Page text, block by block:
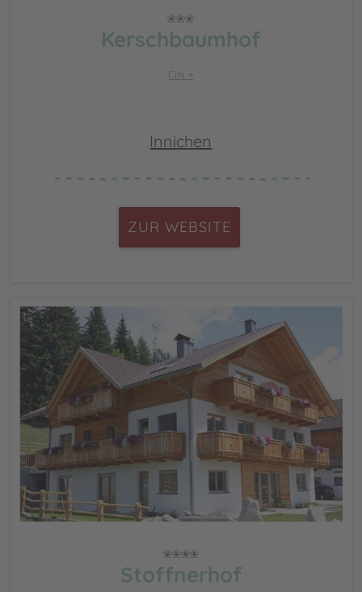
Kerschbaumhof
CIN +
Innichen
ZUR WEBSITE
Stoffnerhof